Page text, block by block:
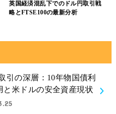
英国経済混乱下でのドル円取引戦
略とFTSE100の最新分析
引の深層：10年物国債利
と米ドルの安全資産現状